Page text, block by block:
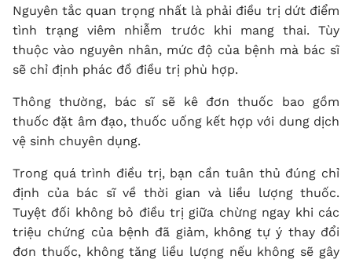
Nguyên tắc quan trọng nhất là phải điều trị dứt điểm
tình trạng viêm nhiễm trước khi mang thai. Tùy
thuộc vào nguyên nhân, mức độ của bệnh mà bác sĩ
sẽ chỉ định phác đồ điều trị phù hợp.
Thông thường, bác sĩ sẽ kê đơn thuốc bao gồm
thuốc đặt âm đạo, thuốc uống kết hợp với dung dịch
vệ sinh chuyên dụng.
Trong quá trình điều trị, bạn cần tuân thủ đúng chỉ
định của bác sĩ về thời gian và liều lượng thuốc.
Tuyệt đối không bỏ điều trị giữa chừng ngay khi các
triệu chứng của bệnh đã giảm, không tự ý thay đổi
đơn thuốc, không tăng liều lượng nếu không sẽ gây